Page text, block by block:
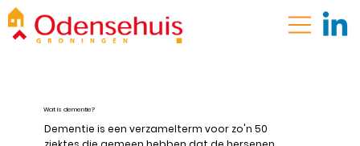
Wat is dementie?
Dementie is een verzamelterm voor zo'n 50